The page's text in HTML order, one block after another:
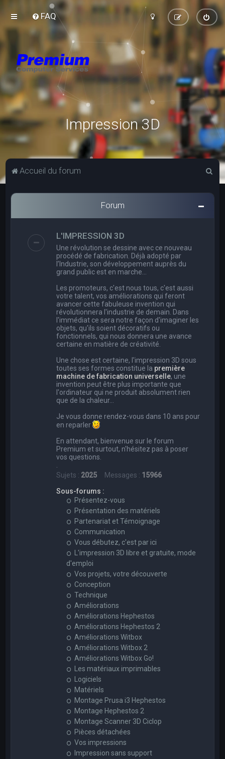
FAQ
Impression 3D
Accueil du forum
c
Forum
L'IMPRESSION 3D
Une révolution se dessine avec ce nouveau
procédé de fabrication. Déjà adopté par
l’Industrie, son développement auprès du
grand public est en marche…
Les promoteurs, c'est nous tous, c'est aussi
votre talent, vos améliorations qui feront
avancer cette fabuleuse invention qui
révolutionnera l'industrie de demain. Dans
l'immédiat ce sera notre façon d'imaginer les
objets, qu'ils soient décoratifs ou
fonctionnels, qui nous donnera une avance
certaine en matière de créativité.
Une chose est certaine, l'impression 3D sous
toutes ses formes constitue la première
machine de fabrication universelle, une
invention peut être plus importante que
l'ordinateur qui ne produit absolument rien
que de la chaleur...
Je vous donne rendez-vous dans 10 ans pour
en reparler
En attendant, bienvenue sur le forum
Premium et surtout, n'hésitez pas à poser
vos questions.
Sujets : 2025 Messages : 15966
Sous-forums :
Présentez-vous
Présentation des matériels
Partenariat et Témoignage
Communication
Vous débutez, c'est par ici
L'impression 3D libre et gratuite, mode
d'emploi
Vos projets, votre découverte
Conception
Technique
Améliorations
Améliorations Hephestos
Améliorations Hephestos 2
Améliorations Witbox
Améliorations Witbox 2
Améliorations Witbox Go!
Les matériaux imprimables
Logiciels
Matériels
Montage Prusa i3 Hephestos
Montage Hephestos 2
Montage Scanner 3D Ciclop
Pièces détachées
Vos impressions
Impression sans support